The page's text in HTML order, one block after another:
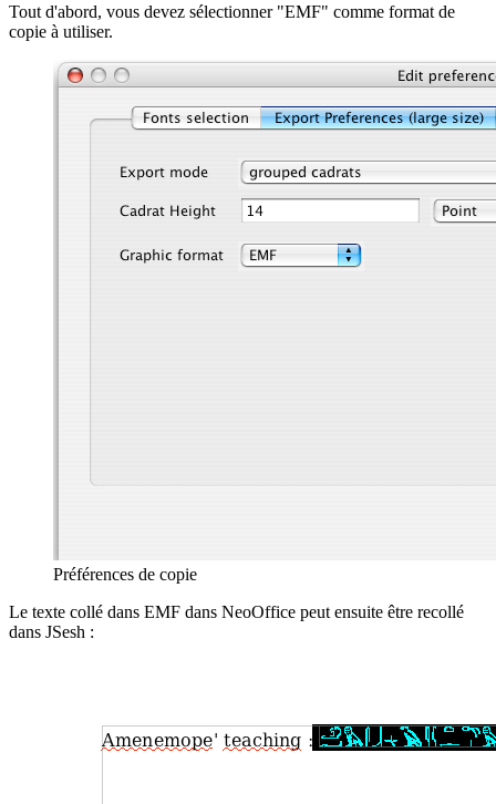
Tout d'abord, vous devez sélectionner "EMF" comme format de
copie à utiliser.
Préférences de copie
Le texte collé dans EMF dans NeoOffice peut ensuite être recollé
dans JSesh :